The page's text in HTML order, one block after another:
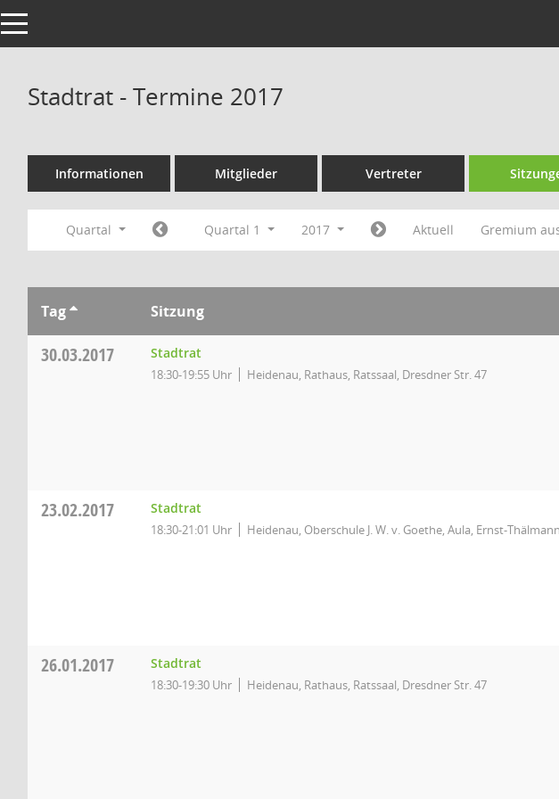
Toggle navigation
Stadtrat - Termine 2017
Informationen Mitglieder Vertreter
Quartal Quartal 1 2017 Aktuell Gremium
Tag Sitzung
30.03.2017 Stadtrat
18:30-19:55 Uhr Heidenau, Rathaus, Ratssaal, Dresdner Str. 47
23.02.2017 Stadtrat
18:30-21:01 Uhr Heidenau, Oberschule J. W. v. Goethe, Aula, Ernst-
26.01.2017 Stadtrat
18:30-19:30 Uhr Heidenau, Rathaus, Ratssaal, Dresdner Str. 47